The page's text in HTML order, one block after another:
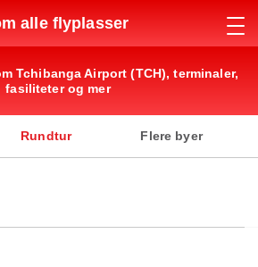
alle flyplasser
Tchibanga Airport (TCH), terminaler,
fasiliteter og mer
Rundtur Flere byer